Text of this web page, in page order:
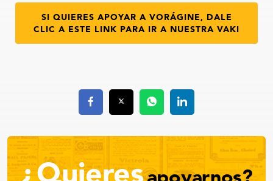
SI QUIERES APOYAR A VORÁGINE, DALE
CLIC A ESTE LINK PARA IR A NUESTRA VAKI